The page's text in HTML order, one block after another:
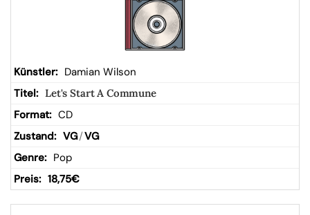
kor
b
Damian Wilson
Let's Start A Commune
CD
VG/VG
Pop
18,75€